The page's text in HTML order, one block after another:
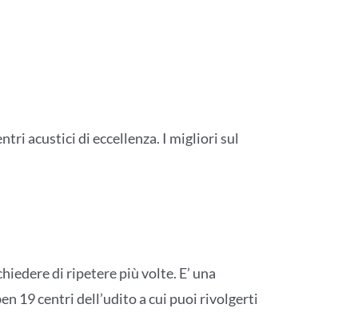
acustici di eccellenza. I migliori sul
di ripetere più volte. E’ una
19 centri dell’udito a cui puoi rivolgerti